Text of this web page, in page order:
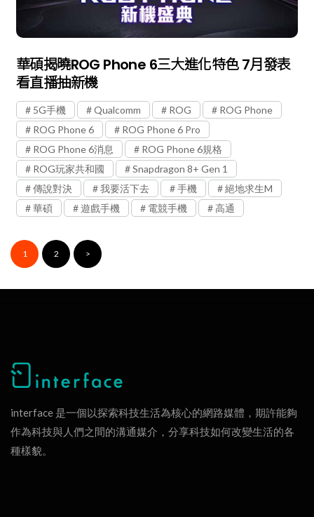
華碩揭曉ROG Phone 6三大進化特色 7月發表
看直播抽新機
5G手機 Qualcomm ROG
ROG Phone
ROG Phone 6
ROG Phone 6 Pro
ROG Phone 6消息
ROG Phone 6規格
ROG玩家共和國
Snapdragon 8+ Gen 1
傳說對決
我要活下去 手機
絕地求生M
華碩
遊戲手機 電競手機 高通
1 2 >
interface 是一個以探索科技生活為核心的網路媒體，期許能夠
作為科技與人們之間的溝通媒介，分享科技如何改變生活的各
種樣貌。